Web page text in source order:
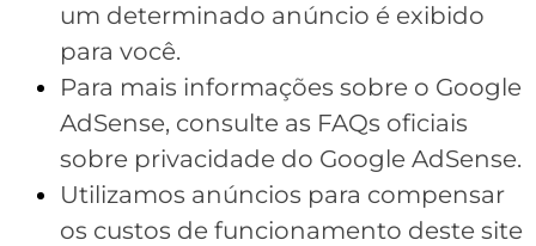
um determinado anúncio é exibido
para você.
Para mais informações sobre o Google
AdSense, consulte as FAQs oficiais
sobre privacidade do Google AdSense.
Utilizamos anúncios para compensar
os custos de funcionamento deste site